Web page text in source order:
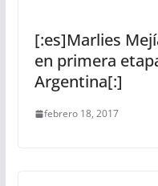
[:es]Marlies
en primera
Argentina[:]
febrero 18, 2017